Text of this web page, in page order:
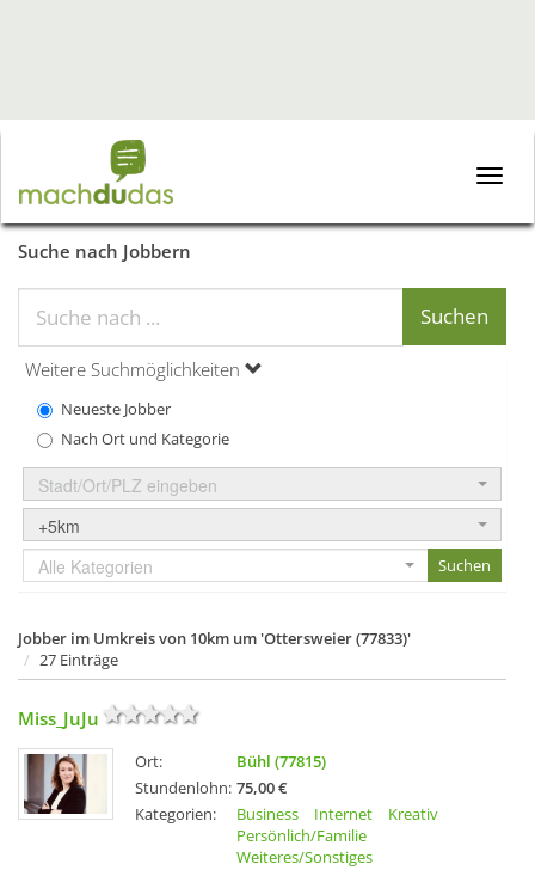
Toggle
Suche nach Jobbern
Weitere Suchmöglichkeiten
Neueste Jobber
Nach Ort und Kategorie
Stadt/Ort/PLZ eingeben
+5km
Alle Kategorien
Jobber im Umkreis von 10km um 'Ottersweier (77833)'
27 Einträge
Miss_JuJu
Ort:
Bühl (77815)
Stundenlohn: 75,00 €
Kategorien:
Business Internet
Kreativ
Persönlich/Familie
Weiteres/Sonstiges